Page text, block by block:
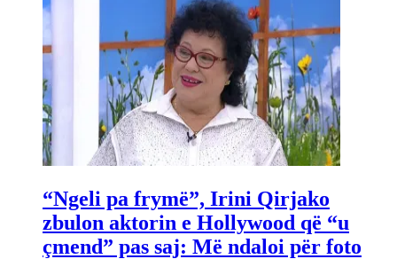
“Ngeli pa frymë”, Irini Qirjako
zbulon aktorin e Hollywood që “u
çmend” pas saj: Më ndaloi për foto